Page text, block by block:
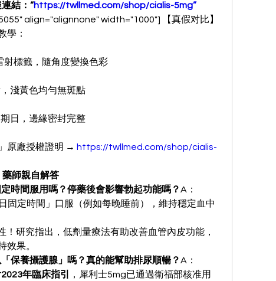
結：“https://twllmed.com/shop/cialis-5mg”
align="alignnone" width="1000"] 【真假对比】
學：
射標籤，隨角度變換色彩
淺黃色均勻無斑點
日，邊緣密封完整
原廠授權證明 → https://twllmed.com/shop/cialis-
師親自解答
時間服用嗎？停藥後會影響勃起功能嗎？A：
固定時間」口服（例如每晚睡前），維持穩定血中
！研究指出，低劑量療法有助改善血管內皮功能，
效果。
保養攝護腺」嗎？真的能幫助排尿順暢？A：
年臨床指引
，犀利士5mg已通過衛福部核准用